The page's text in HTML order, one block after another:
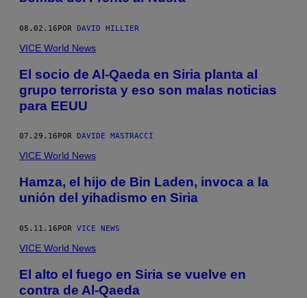
08.02.16POR DAVID HILLIER
VICE World News
El socio de Al-Qaeda en Siria planta al
grupo terrorista y eso son malas noticias
para EEUU
07.29.16 POR DAVIDE MASTRACCI
VICE World News
Hamza, el hijo de Bin Laden, invoca a la
unión del yihadismo en Siria
05.11.16POR VICE NEWS
VICE World News
El alto el fuego en Siria se vuelve en
contra de Al-Qaeda